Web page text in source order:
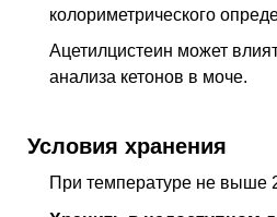
колориметрического
Ацетилцистеин может
анализа кетонов в моче.
Условия хранения
При температуре не выше